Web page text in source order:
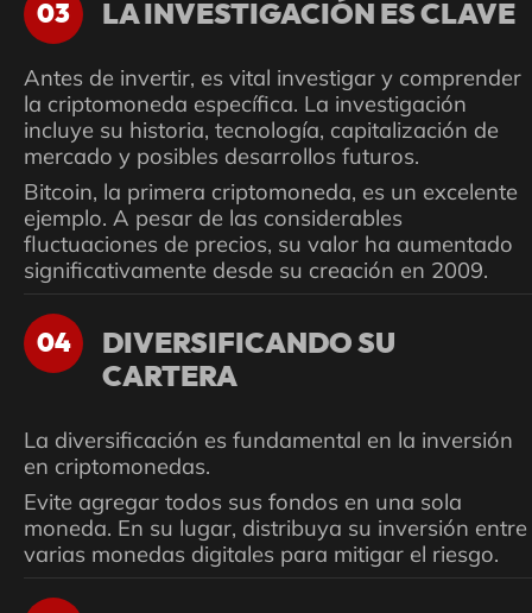
03 LA INVESTIGACIÓN ES CLAVE
Antes de invertir, es vital investigar y comprender
la criptomoneda específica. La investigación
incluye su historia, tecnología, capitalización de
mercado y posibles desarrollos futuros.
Bitcoin, la primera criptomoneda, es un excelente
ejemplo. A pesar de las considerables
fluctuaciones de precios, su valor ha aumentado
significativamente desde su creación en 2009.
04
DIVERSIFICANDO SU
CARTERA
La diversificación es fundamental en la inversión
en criptomonedas.
Evite agregar todos sus fondos en una sola
moneda. En su lugar, distribuya su inversión entre
varias monedas digitales para mitigar el riesgo.